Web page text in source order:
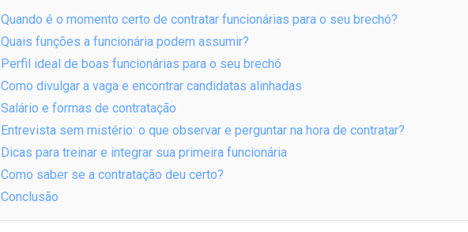
Quando é o momento certo de contratar funcionárias para o seu brechó?
Quais funções a funcionária podem assumir?
Perfil ideal de boas funcionárias para o seu brechó
Como divulgar a vaga e encontrar candidatas alinhadas
Salário e formas de contratação
Entrevista sem mistério: o que observar e perguntar na hora de contratar?
Dicas para treinar e integrar sua primeira funcionária
Como saber se a contratação deu certo?
Conclusão